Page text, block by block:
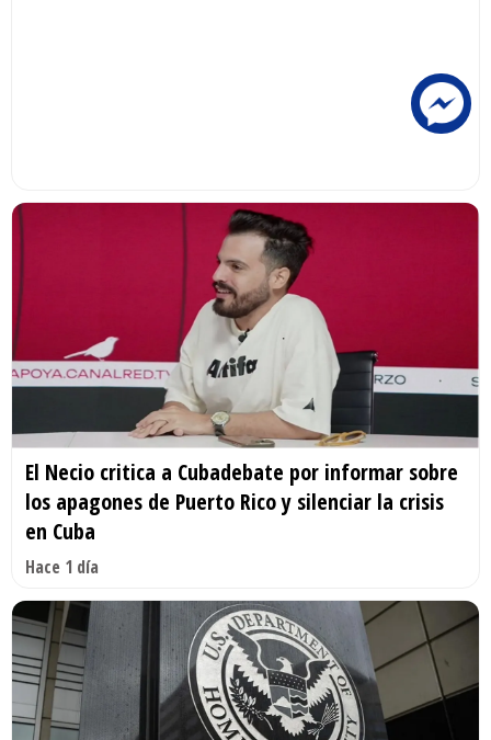
El Necio critica a Cubadebate por informar sobre
los apagones de Puerto Rico y silenciar la crisis
en Cuba
Hace 1 día